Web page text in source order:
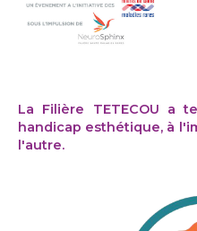
La Filière TETECOU a
handicap esthétique, à
l'autre.